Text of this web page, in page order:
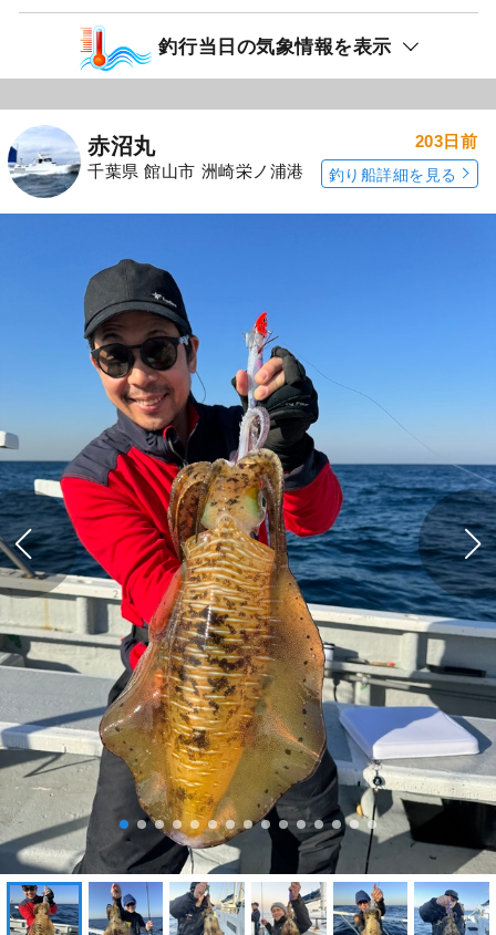
釣行当日の気象情報を表示
赤沼丸
千葉県 館山市 洲崎栄ノ浦港
203日前
釣り船詳細を見る